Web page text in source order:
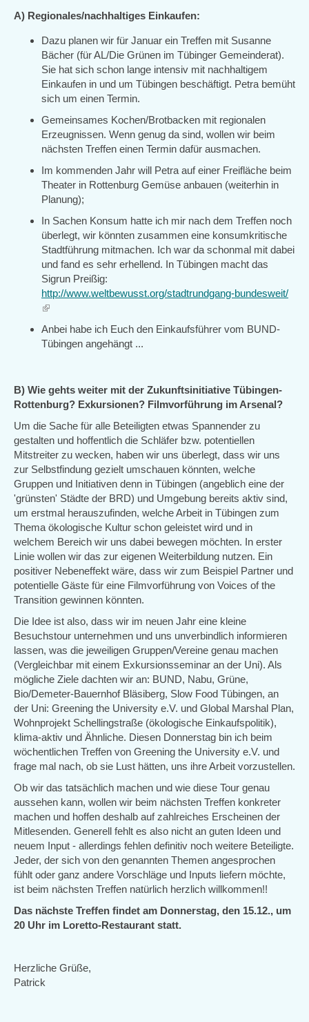
A) Regionales/nachhaltiges Einkaufen:
Dazu planen wir für Januar ein Treffen mit Susanne
Bächer (für AL/Die Grünen im Tübinger Gemeinderat).
Sie hat sich schon lange intensiv mit nachhaltigem
Einkaufen in und um Tübingen beschäftigt. Petra bemüht
sich um einen Termin.
Gemeinsames Kochen/Brotbacken mit regionalen
Erzeugnissen. Wenn genug da sind, wollen wir beim
nächsten Treffen einen Termin dafür ausmachen.
Im kommenden Jahr will Petra auf einer Freifläche beim
Theater in Rottenburg Gemüse anbauen (weiterhin in
Planung);
In Sachen Konsum hatte ich mir nach dem Treffen noch
überlegt, wir könnten zusammen eine konsumkritische
Stadtführung mitmachen. Ich war da schonmal mit dabei
und fand es sehr erhellend. In Tübingen macht das
Sigrun Preißig:
http://www.weltbewusst.org/stadtrundgang-bundesweit/
(link
external)
Anbei habe ich Euch den Einkaufsführer vom BUND-
Tübingen angehängt ...
B) Wie gehts weiter mit der Zukunftsinitiative Tübingen-
Rottenburg? Exkursionen? Filmvorführung im Arsenal?
Um die Sache für alle Beteiligten etwas Spannender zu
gestalten und hoffentlich die Schläfer bzw. potentiellen
Mitstreiter zu wecken, haben wir uns überlegt, dass wir uns
zur Selbstfindung gezielt umschauen könnten, welche
Gruppen und Initiativen denn in Tübingen (angeblich eine der
'grünsten' Städte der BRD) und Umgebung bereits aktiv sind,
um erstmal herauszufinden, welche Arbeit in Tübingen zum
Thema ökologische Kultur schon geleistet wird und in
welchem Bereich wir uns dabei bewegen möchten. In erster
Linie wollen wir das zur eigenen Weiterbildung nutzen. Ein
positiver Nebeneffekt wäre, dass wir zum Beispiel Partner und
potentielle Gäste für eine Filmvorführung von Voices of the
Transition gewinnen könnten.
Die Idee ist also, dass wir im neuen Jahr eine kleine
Besuchstour unternehmen und uns unverbindlich informieren
lassen, was die jeweiligen Gruppen/Vereine genau machen
(Vergleichbar mit einem Exkursionsseminar an der Uni). Als
mögliche Ziele dachten wir an: BUND, Nabu, Grüne,
Bio/Demeter-Bauernhof Bläsiberg, Slow Food Tübingen, an
der Uni: Greening the University e.V. und Global Marshal Plan,
Wohnprojekt Schellingstraße (ökologische Einkaufspolitik),
klima-aktiv und Ähnliche. Diesen Donnerstag bin ich beim
wöchentlichen Treffen von Greening the University e.V. und
frage mal nach, ob sie Lust hätten, uns ihre Arbeit vorzustellen.
Ob wir das tatsächlich machen und wie diese Tour genau
aussehen kann, wollen wir beim nächsten Treffen konkreter
machen und hoffen deshalb auf zahlreiches Erscheinen der
Mitlesenden. Generell fehlt es also nicht an guten Ideen und
neuem Input - allerdings fehlen definitiv noch weitere Beteiligte.
Jeder, der sich von den genannten Themen angesprochen
fühlt oder ganz andere Vorschläge und Inputs liefern möchte,
ist beim nächsten Treffen natürlich herzlich willkommen!!
Das nächste Treffen findet am Donnerstag, den 15.12., um
20 Uhr im Loretto-Restaurant statt.
Herzliche Grüße,
Patrick